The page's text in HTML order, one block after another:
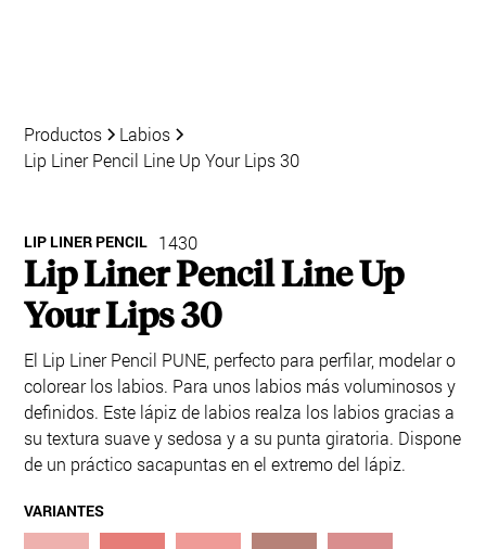
Productos
Labios
Lip Liner Pencil Line Up Your Lips 30
LIP LINER PENCIL 1430
Lip Liner Pencil Line Up
Your Lips 30
El Lip Liner Pencil PUNE, perfecto para perfilar, modelar o
colorear los labios. Para unos labios más voluminosos y
definidos. Este lápiz de labios realza los labios gracias a
su textura suave y sedosa y a su punta giratoria. Dispone
de un práctico sacapuntas en el extremo del lápiz.
VARIANTES